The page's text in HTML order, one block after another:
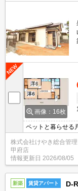
画像：16枚
ペットと暮らせる
き！
株式会社けやき総合管
甲府店
情報更新日 2026/08/05
新築 賃貸アパート D-